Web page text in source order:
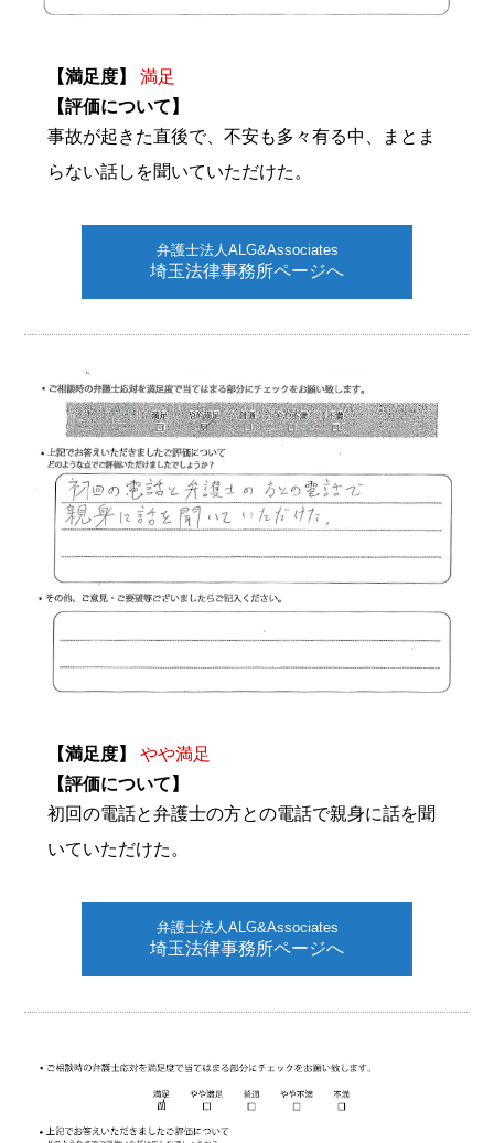
【満足度】
満足
【評価について】
事故が起きた直後で、不安も多々有る中、まとま
らない話しを聞いていただけた。
弁護士法人ALG&Associates
埼玉法律事務所ページへ
【満足度】
やや満足
【評価について】
初回の電話と弁護士の方との電話で親身に話を聞
いていただけた。
弁護士法人ALG&Associates
埼玉法律事務所ページへ